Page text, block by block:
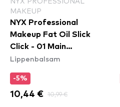
MAKEUP
NYX Professional
Makeup Fat Oil Slick
Click - 01 Main
Character
Lippenbalsam
-5%
10,44 € 10,99 €